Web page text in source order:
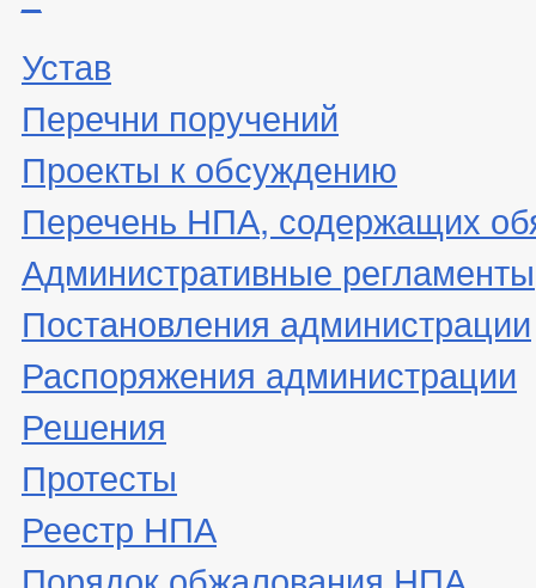
Устав
Перечни поручений
Проекты к обсуждению
Перечень НПА, содержащих
Административные регламенты
Постановления администрации
Распоряжения администрации
Решения
Протесты
Реестр НПА